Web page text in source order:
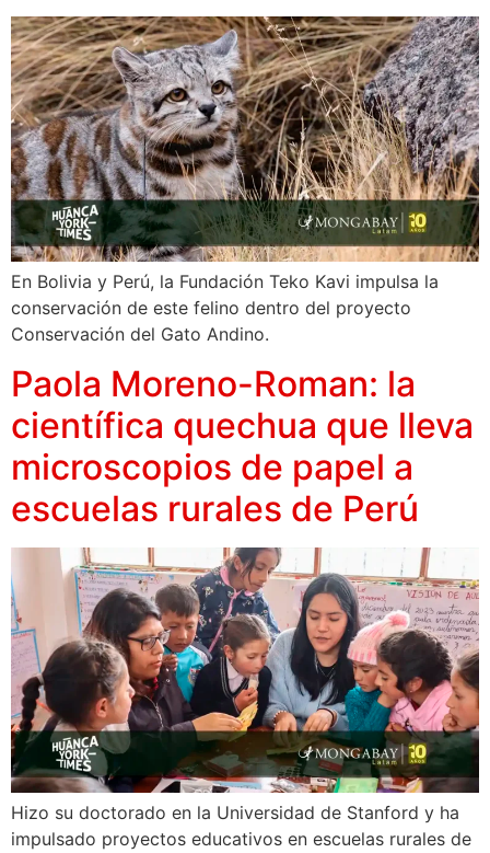
En Bolivia y Perú, la Fundación Teko Kavi impulsa la
conservación de este felino dentro del proyecto
Conservación del Gato Andino.
Paola Moreno-Roman: la
científica quechua que lleva
microscopios de papel a
escuelas rurales de Perú
Hizo su doctorado en la Universidad de Stanford y ha
impulsado proyectos educativos en escuelas rurales de